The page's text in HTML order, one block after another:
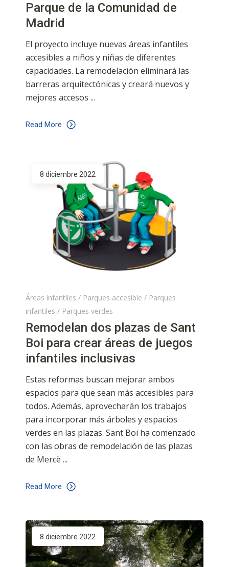
Parque de la Comunidad de
Madrid
El proyecto incluye nuevas áreas infantiles
accesibles a niños y niñas de diferentes
capacidades. La remodelación eliminará las
barreras arquitectónicas y creará nuevos y
mejores accesos
Read More
8 diciembre 2022
Áreas infantiles / Parques accesible / Parques
infantiles / Parques verdes
Remodelan dos plazas de Sant
Boi para crear áreas de juegos
infantiles inclusivas
Estas reformas buscan mejorar ambos
espacios para que sean más accesibles para
todos. Además, aprovecharán los trabajos
para incorporar más árboles y espacios
verdes en las plazas. Sant Boi ha comenzado
con las obras de remodelación de las plazas
de Mercè
Read More
8 diciembre 2022